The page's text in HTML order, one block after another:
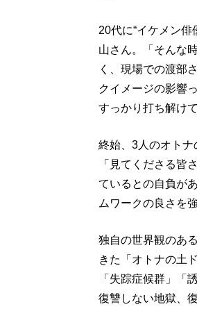
20代に“イケメン
山さん。「そんな
く、現場での渡部
クイメージの影響
すっかり打ち解け
終始、3人のオト
「見てくださる皆
ているとの自負が
ムワークの良さを
独自の世界観のあ
きた「オトナの土
「失踪症候群」「
復讐しない地獄、